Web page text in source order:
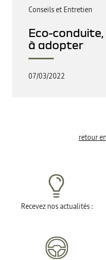
Conseils et Entretien
Eco-
à adopter
07/03/2022
retour
Recevez nos actualités :